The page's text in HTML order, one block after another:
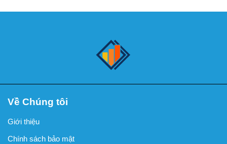
Về Chúng tôi
Giới thiệu
Chính sách bảo mật